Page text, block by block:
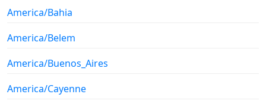
America/Bahia
America/Belem
America/Buenos_Aires
America/Cayenne